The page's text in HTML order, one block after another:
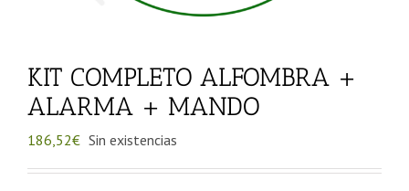
KIT COMPLETO ALFOMBRA +
ALARMA + MANDO
186,52€ Sin existencias